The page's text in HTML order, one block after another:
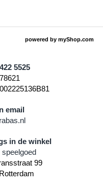
powered by myShop.com
5525
email
in de winkel
99